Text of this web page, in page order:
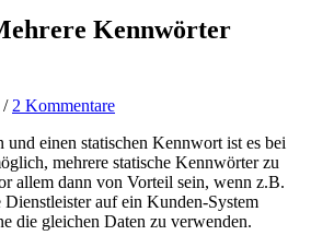
Kennwörter
/ 2 Kommentare
und einen statischen Kennwort ist es bei
mehrere statische Kennwörter zu
allem dann von Vorteil sein, wenn z.B.
Dienstleister auf ein Kunden-System
die gleichen Daten zu verwenden.